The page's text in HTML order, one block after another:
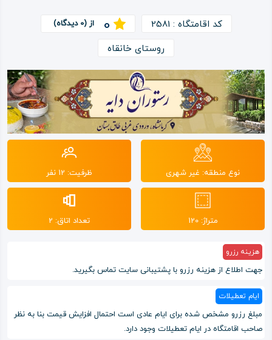
ما
کد اقامتگاه : 2581 0 از (0 دیدگاه)
روستای خانقاه
نوع منطقه: غیر شهری ظرفیت: 12 نفر
متراژ: 120 تعداد اتاق: 2
هزینه رزرو
جهت اطلاع از هزینه رزرو با پشتیبانی سایت تماس بگیرید.
ایام تعطیلات
مبلغ رزرو مشخص شده برای ایام عادی است احتمال افزایش قیمت بنا به نظر
صاحب اقامتگاه در ایام تعطیلات وجود دارد.